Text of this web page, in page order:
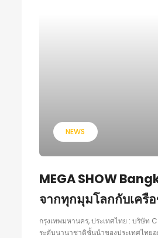
NEWS
MEGA SHOW
จากทุกมุมโลกกับเครื
กรุงเทพมหานคร, ประเทศไทย : บริษัท
ระดับนานาชาติชั้นนำของประเทศไทย